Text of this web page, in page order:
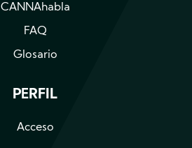
CANNAhabla
FAQ
Glosario
PERFIL
Acceso